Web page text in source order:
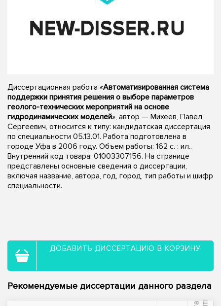
Диссертационная работа «Автоматизированная система
поддержки принятия решения о выборе параметров
геолого-технических мероприятий на основе
гидродинамических моделей», автор — Михеев, Павел
Сергеевич, относится к типу: кандидатская диссертация
по специальности 05.13.01. Работа подготовлена в
городе Уфа в 2006 году. Объем работы: 162 с. : ил..
Внутренний код товара: 01003307156. На странице
представлены основные сведения о диссертации,
включая название, автора, год, город, тип работы и шифр
специальности.
ДОБАВИТЬ ДИССЕРТАЦИЮ В КОРЗИНУ
Рекомендуемые диссертации данного раздела